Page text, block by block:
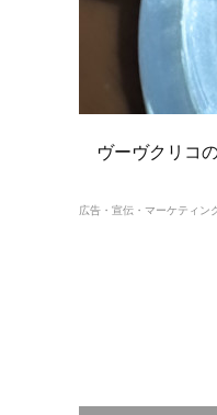
ヴーヴクリコ
広告・宣伝・マーケティン